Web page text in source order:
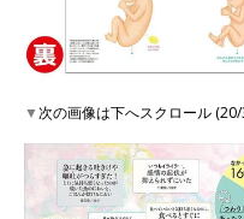
▼次の画像は下へスクロール